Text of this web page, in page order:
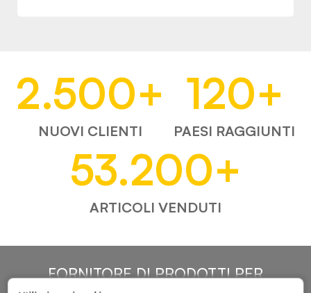
2.500+
NUOVI CLIENTI
120+
PAESI RAGGIUNTI
53.200+
ARTICOLI VENDUTI
FORNITORE DI PRODOTTI PER